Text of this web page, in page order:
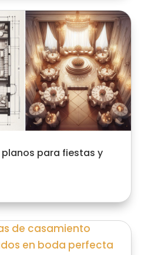
para fiestas y